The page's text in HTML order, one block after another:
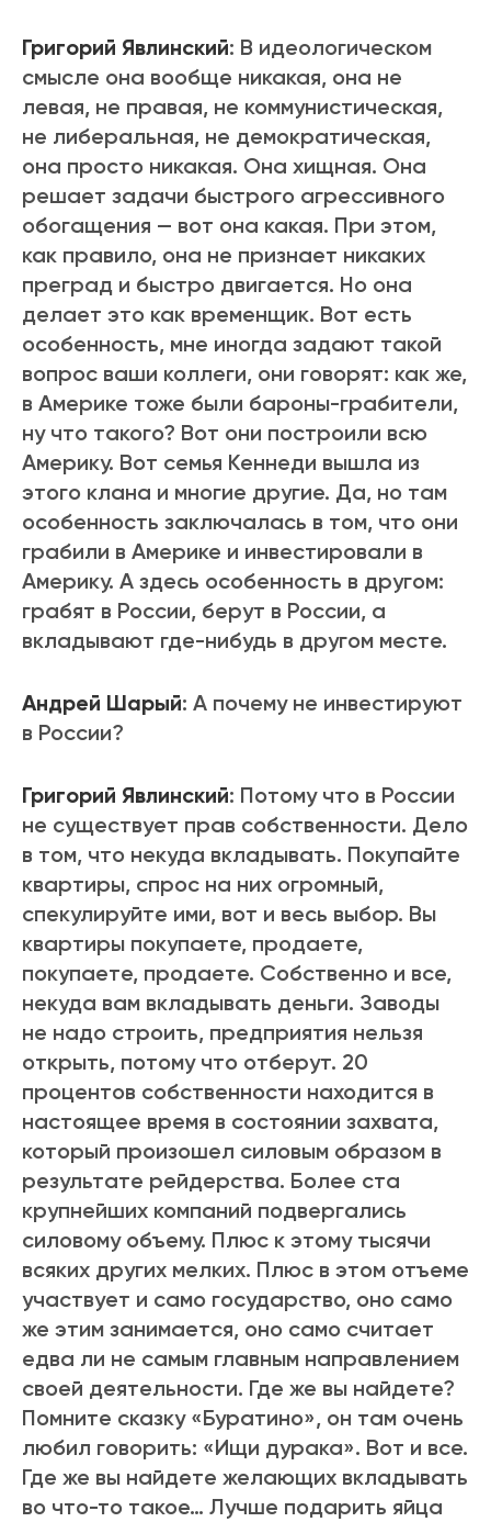
Григорий Явлинский: В идеологическом
смысле она вообще никакая, она не
левая, не правая, не коммунистическая,
не либеральная, не демократическая,
она просто никакая. Она хищная. Она
решает задачи быстрого агрессивного
обогащения — вот она какая. При этом,
как правило, она не признает никаких
преград и быстро двигается. Но она
делает это как временщик. Вот есть
особенность, мне иногда задают такой
вопрос ваши коллеги, они говорят: как же,
в Америке тоже были бароны-грабители,
ну что такого? Вот они построили всю
Америку. Вот семья Кеннеди вышла из
этого клана и многие другие. Да, но там
особенность заключалась в том, что они
грабили в Америке и инвестировали в
Америку. А здесь особенность в другом:
грабят в России, берут в России, а
вкладывают где-нибудь в другом месте.
Андрей Шарый: А почему не инвестируют
в России?
Григорий Явлинский: Потому что в России
не существует прав собственности. Дело
в том, что некуда вкладывать. Покупайте
квартиры, спрос на них огромный,
спекулируйте ими, вот и весь выбор. Вы
квартиры покупаете, продаете,
покупаете, продаете. Собственно и все,
некуда вам вкладывать деньги. Заводы
не надо строить, предприятия нельзя
открыть, потому что отберут. 20
процентов собственности находится в
настоящее время в состоянии захвата,
который произошел силовым образом в
результате рейдерства. Более ста
крупнейших компаний подвергались
силовому объему. Плюс к этому тысячи
всяких других мелких. Плюс в этом отъеме
участвует и само государство, оно само
же этим занимается, оно само считает
едва ли не самым главным направлением
своей деятельности. Где же вы найдете?
Помните сказку «Буратино», он там очень
любил говорить: «Ищи дурака». Вот и все.
Где же вы найдете желающих вкладывать
во что-то такое… Лучше подарить яйца